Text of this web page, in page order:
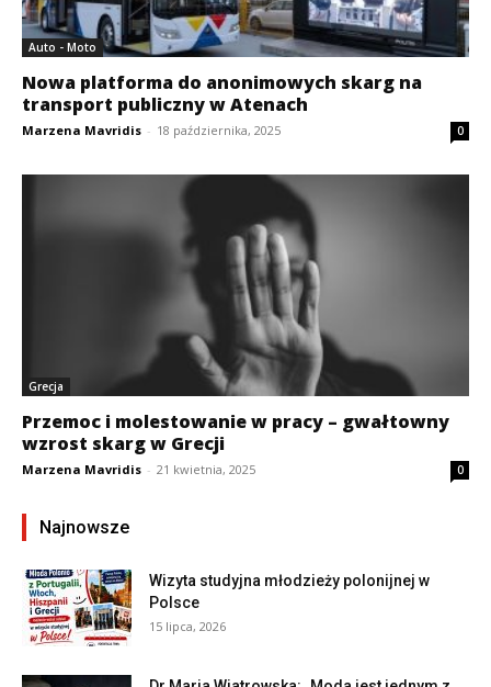
Auto - Moto
Nowa platforma do anonimowych skarg na
transport publiczny w Atenach
Marzena Mavridis - 18 października, 2025 0
Grecja
Przemoc i molestowanie w pracy – gwałtowny
wzrost skarg w Grecji
Marzena Mavridis - 21 kwietnia, 2025 0
Najnowsze
Wizyta studyjna młodzieży polonijnej w
Polsce
15 lipca, 2026